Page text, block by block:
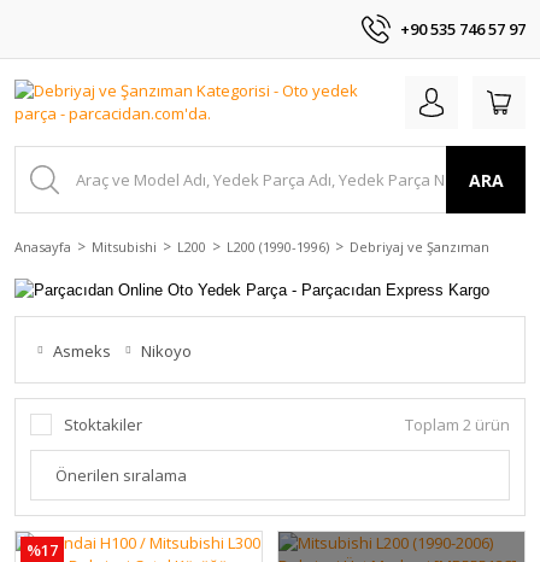
+90 535 746 57 97
ARA
Anasayfa Mitsubishi L200 L200 (1990-1996) Debriyaj ve Şanzıman
Asmeks Nikoyo
Stoktakiler Toplam 2 ürün
%17